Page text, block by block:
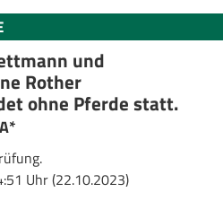
und
Rother
ohne Pferde statt.
Uhr (22.10.2023)